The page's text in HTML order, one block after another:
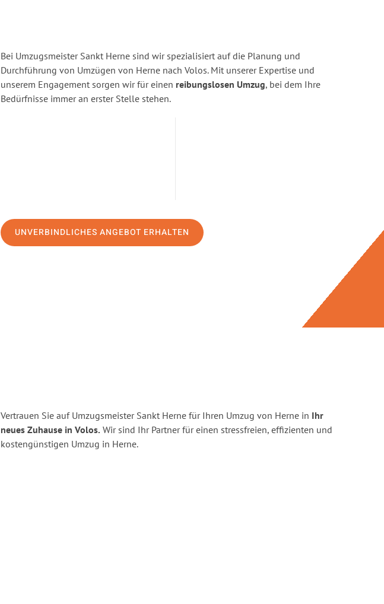
Bei Umzugsmeister Sankt Herne sind wir spezialisiert auf die Planung und
Durchführung von Umzügen von Herne nach Volos. Mit unserer Expertise und
unserem Engagement sorgen wir für einen reibungslosen Umzug, bei dem Ihre
Bedürfnisse immer an erster Stelle stehen.
UNVERBINDLICHES ANGEBOT ERHALTEN
Vertrauen Sie auf Umzugsmeister Sankt Herne für Ihren Umzug von Herne in Ihr
neues Zuhause in Volos. Wir sind Ihr Partner für einen stressfreien, effizienten und
kostengünstigen Umzug in Herne.